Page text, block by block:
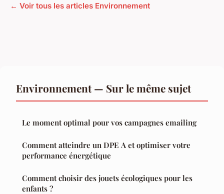
← Voir tous les articles Environnement
Environnement — Sur le même sujet
Le moment optimal pour vos campagnes emailing
Comment atteindre un DPE A et optimiser votre
performance énergétique
Comment choisir des jouets écologiques pour les
enfants ?